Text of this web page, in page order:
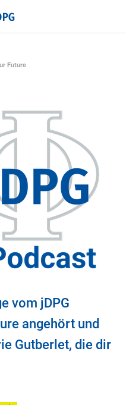
Future
vom jDPG
angehört und
Gutberlet, die dir